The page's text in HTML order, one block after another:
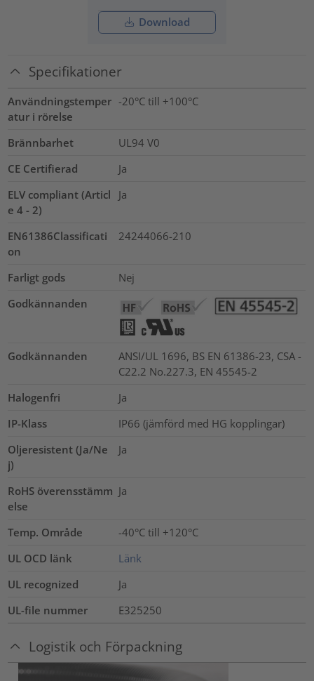
Download
Specifikationer
Användningstemper
atur i rörelse
-20°C till +100°C
Brännbarhet
UL94 V0
CE Certifierad
Ja
ELV compliant (Articl
e 4 - 2)
Ja
EN61386Classificati
on
24244066-210
Farligt gods
Nej
Godkännanden
Godkännanden
ANSI/UL 1696, BS EN 61386-23, CSA -
C22.2 No.227.3, EN 45545-2
Halogenfri
Ja
IP-Klass
IP66 (jämförd med HG kopplingar)
Oljeresistent (Ja/Ne
j)
Ja
RoHS överensstämm
else
Ja
Temp. Område
-40°C till +120°C
UL OCD länk
Länk
UL recognized
Ja
UL-file nummer
E325250
Logistik och Förpackning